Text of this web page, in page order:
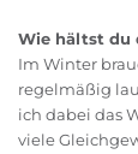
Wie hältst du
Im Winter
regelmäßig
ich dabei das
viele